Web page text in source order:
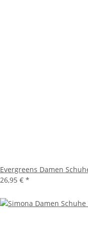
Evergreens Damen
26,95 € *